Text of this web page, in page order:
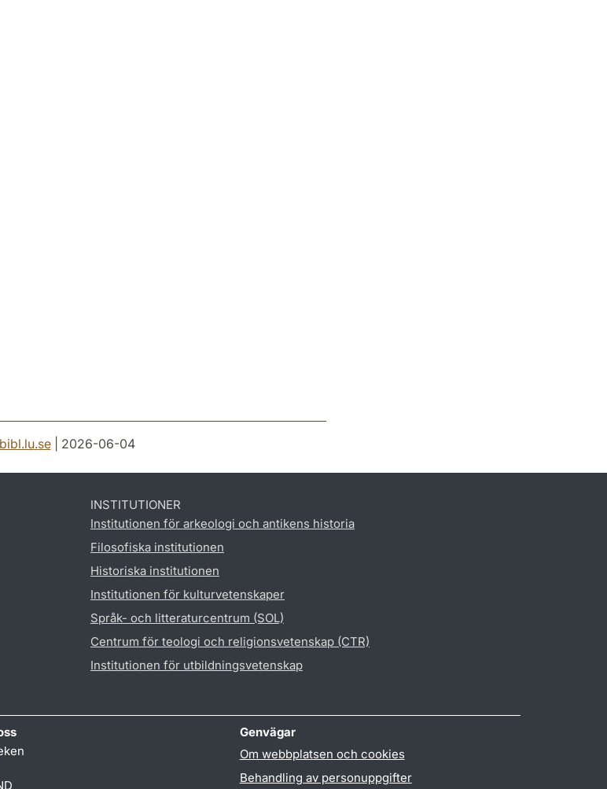
.se| 2026-06-04
INSTITUTIONER
Institutionen för arkeologi och antikens historia
Filosofiska institutionen
Historiska institutionen
Institutionen för kulturvetenskaper
Språk- och litteraturcentrum (SOL)
Centrum för teologi och religionsvetenskap (CTR)
Institutionen för utbildningsvetenskap
Genvägar
Om webbplatsen och cookies
Behandling av personuppgifter